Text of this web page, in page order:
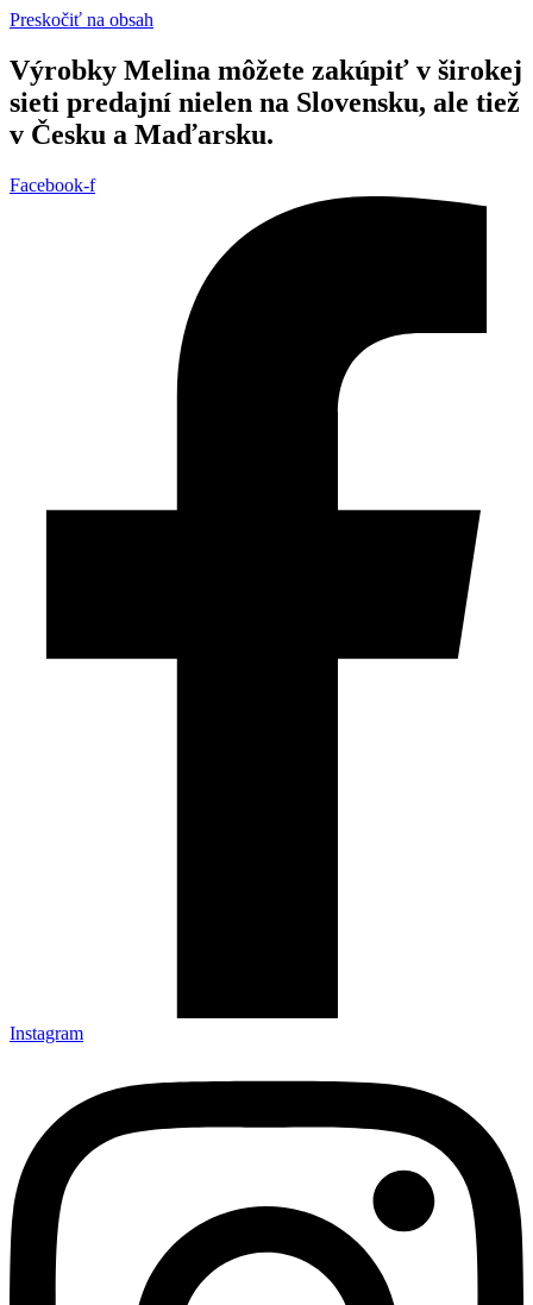
Preskočiť na obsah
Výrobky Melina môžete zakúpiť v širokej
sieti predajní nielen na Slovensku, ale tiež
v Česku a Maďarsku.
Facebook-f
Instagram